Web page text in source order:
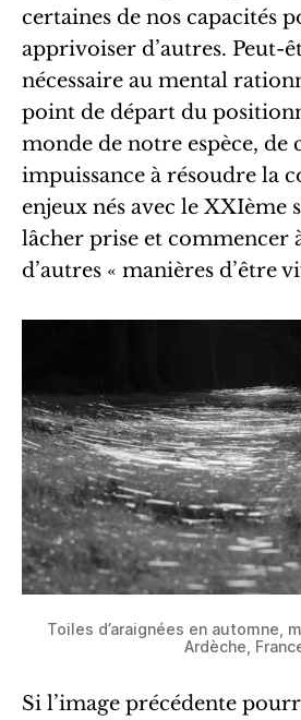
certaines de nos capacités
apprivoiser d’autres. Peut-
nécessaire au mental
point de départ du
monde de notre espèce, de
impuissance à résoudre la
enjeux nés avec le XXIème
lâcher prise et commencer
d’autres « manières d’être
Toiles d’araignées en automne,
Ardèche,
Si l’image précédente